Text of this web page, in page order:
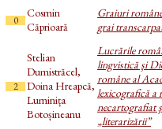
0
Cosmin
Căprioară
Graiuri
grai
2
Stelian
Dumistrăcel,
Doina Hreapcă,
Luminița
Botoșineanu
Lucrările
lingvistică şi
române al
lexicografică a
necartografiat
„literarizării”